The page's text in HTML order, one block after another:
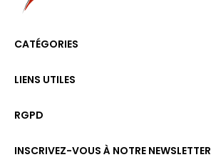
CATÉGORIES
LIENS UTILES
RGPD
INSCRIVEZ-VOUS À NOTRE NEWSLETTER